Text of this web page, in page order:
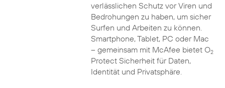
verlässlichen Schutz vor Viren und
Bedrohungen zu haben, um sicher
Surfen und Arbeiten zu können.
Smartphone, Tablet, PC oder Mac
– gemeinsam mit McAfee bietet O2
Protect Sicherheit für Daten,
Identität und Privatsphäre.